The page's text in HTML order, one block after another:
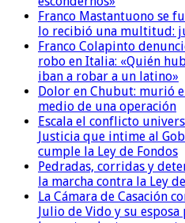
Franco Mastantuono se
lo recibió una multitud:
Franco Colapinto
robo en Italia: «Quién
iban a robar a un latino»
Dolor en Chubut: murió
medio de una operación
Escala el conflicto
Justicia que intime al
cumple la Ley de Fondos
Pedradas, corridas y
la marcha contra la Ley
La Cámara de Casación
Julio de Vido y su